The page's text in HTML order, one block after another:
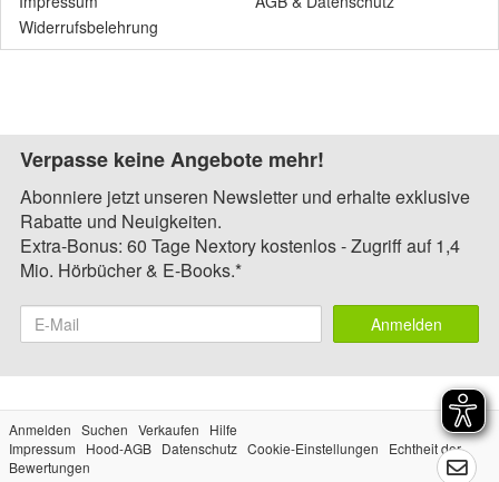
Widerrufsbelehrung
Verpasse keine Angebote mehr!
Abonniere jetzt unseren Newsletter und erhalte exklusive
Rabatte und Neuigkeiten.
Extra-Bonus: 60 Tage Nextory kostenlos - Zugriff auf 1,4
Mio. Hörbücher & E-Books.*
Anmelden
Anmelden Suchen Verkaufen
Hilfe
Impressum
Hood-AGB Datenschutz Cookie-Einstellungen
Echtheit der
Bewertungen